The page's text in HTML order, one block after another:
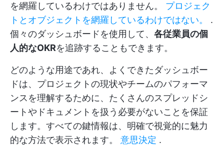
を網羅しているわけではありません。 プロジェク
トとオブジェクトを網羅しているわけではない。
.
個々のダッシュボードを使用して、 各従業員の個
人的なOKRを追跡することもできます。
どのような用途であれ、よくできたダッシュボー
ドは、プロジェクトの現状やチームのパフォーマ
ンスを理解するために、たくさんのスプレッドシ
ートやドキュメントを扱う必要がないことを保証
します。すべての鍵情報は、明確で視覚的に魅力
的な方法で表示されます。 意思決定 .